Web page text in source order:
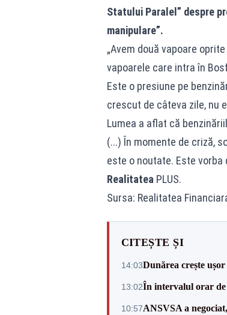
Statului Paralel ” despre
manipulare”.
„Avem două vapoare
vapoarele care intra în
Este o presiune pe
crescut de câteva zile, nu
Lumea a aflat că
(...) În momente de criză,
este o noutate. Este vorba
Realitatea PLUS.
Sursa: Realitatea
CITEȘTE ȘI
14:03Dunărea crește
13:02În intervalul orar de
10:57ANSVSA a